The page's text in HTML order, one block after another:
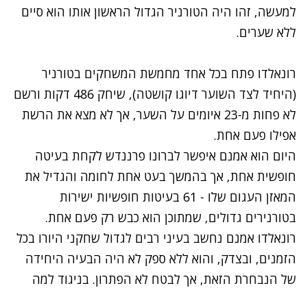
למעשה, זהו היה הטורניר הגדול הראשון אותו הוא סיים
ללא שערים.
רונאלדו פתח בכל אחד מחמשת המשחקים בטורניר
(היחיד לצד השוער דיוגו קושטה), שיחק 486 דקות ורשם
לא פחות מ-23 איומים על השער, אך לא מצא את הרשת
אפילו פעם אחת.
היום הוא אמנם איפשר לברונו פרננדש לקחת בעיטה
חופשית אחת, אך בהמשך בעט אחת לחומה והגדיל את
המאזן העגום שלו - 61 בעיטות חופשיות ישירות
בטורנירים גדולים, שמתוכן הוא כבש רק פעם אחת.
רונאלדו אמנם נחשב בעיני רבים לגדול שחקני היורו בכל
הזמנים, ובצדק, והוא ללא ספק לא היה הבעיה היחידה
של הנבחרת הזאת, אך לבטח לא הפתרון. בניגוד למה